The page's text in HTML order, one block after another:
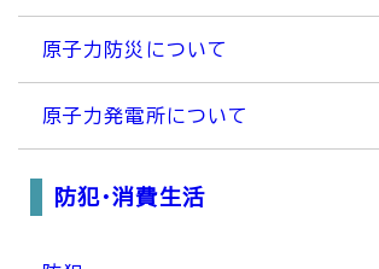
原子力防災について
原子力発電所について
防犯・消費生活